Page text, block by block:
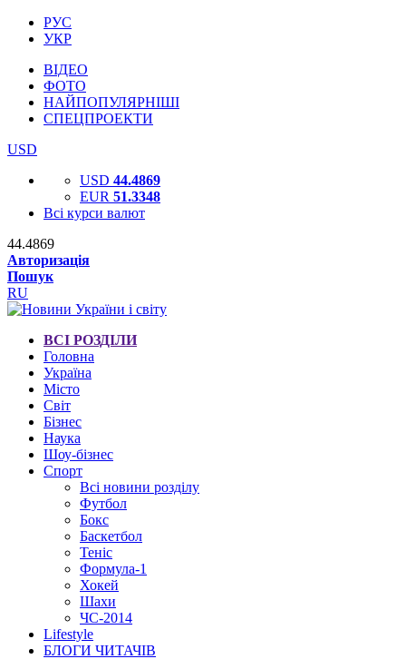
РУС
УКР
ВІДЕО
ФОТО
НАЙПОПУЛЯРНІШІ
СПЕЦПРОЕКТИ
USD
USD 44.4869
EUR 51.3348
Всі курси валют
44.4869
Авторизація
Пошук
RU
ВСІ РОЗДІЛИ
Головна
Україна
Місто
Світ
Бізнес
Наука
Шоу-бізнес
Спорт
Всі новини розділу
Футбол
Бокс
Баскетбол
Теніс
Формула-1
Хокей
Шахи
ЧС-2014
Lifestyle
БЛОГИ ЧИТАЧІВ